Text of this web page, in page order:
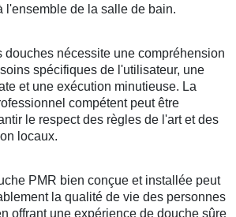
l'ensemble de la salle de bain.
douches nécessite une compréhension
spécifiques de l'utilisateur, une
et une exécution minutieuse. La
compétent peut être
le respect des règles de l'art et des
locaux.
PMR bien conçue et installée peut
la qualité de vie des personnes
offrant une expérience de douche sûre